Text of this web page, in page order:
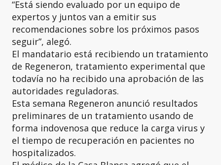
“Está siendo evaluado por un equipo de
expertos y juntos van a emitir sus
recomendaciones sobre los próximos pasos
seguir”, alegó.
El mandatario está recibiendo un tratamiento
de Regeneron, tratamiento experimental que
todavía no ha recibido una aprobación de las
autoridades reguladoras.
Esta semana Regeneron anunció resultados
preliminares de un tratamiento usando de
forma indovenosa que reduce la carga virus y
el tiempo de recuperación en pacientes no
hospitalizados.